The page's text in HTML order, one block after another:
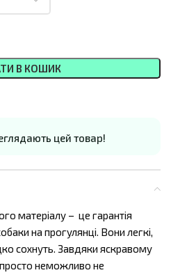
В КОШИК
цей товар!
матеріалу – це гарантія
на прогулянці. Вони легкі,
сохнуть. Завдяки яскравому
неможливо не